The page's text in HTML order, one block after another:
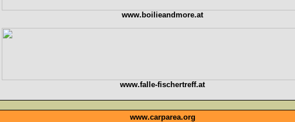
www.boilieandmore.at
www.falle-fischertreff.at
www.carparea.org